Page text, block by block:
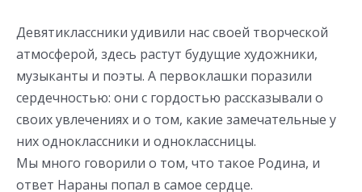
Девятиклассники удивили нас своей творческой
атмосферой, здесь растут будущие художники,
музыканты и поэты. А первоклашки поразили
сердечностью: они с гордостью рассказывали о
своих увлечениях и о том, какие замечательные у
них одноклассники и одноклассницы.
Мы много говорили о том, что такое Родина, и
ответ Нараны попал в самое сердце.